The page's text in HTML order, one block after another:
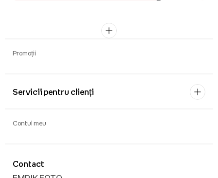
Promoții
Servicii pentru clienți
Contact
Contul meu